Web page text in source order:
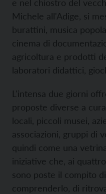
e nel chiostro del
Michele all'Adige, si
burattini, musica
cinema di
agricoltura e prodotti
laboratori didattici,
L'intensa due giorni
proposte diverse a
locali, piccoli musei,
associazioni, gruppi di
quindi come una
iniziative che, ai
sono poste il compito
comprenderlo, di